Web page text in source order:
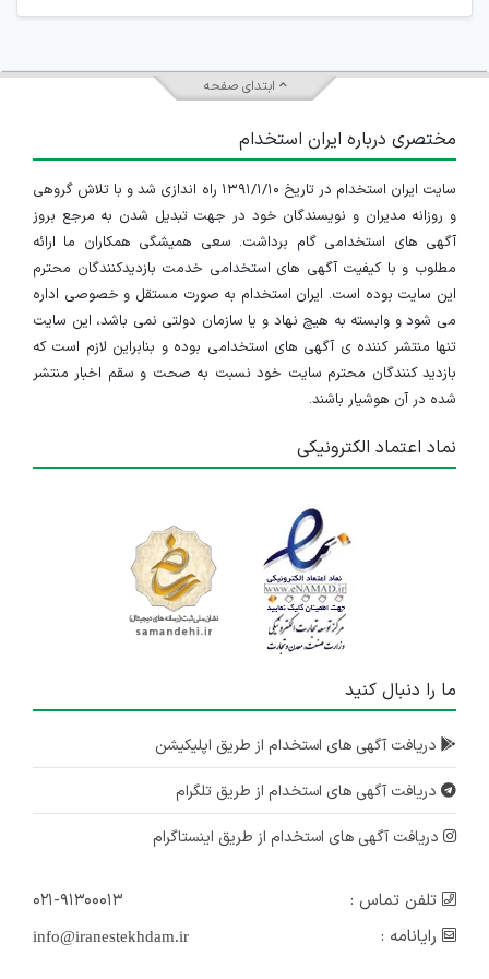
ابتدای صفحه
مختصری درباره ایران استخدام
سایت ایران استخدام در تاریخ ۱۳۹۱/۱/۱۰ راه اندازی شد و با تلاش گروهی
و روزانه مدیران و نویسندگان خود در جهت تبدیل شدن به مرجع بروز
آگهی های استخدامی گام برداشت. سعی همیشگی همکاران ما ارائه
مطلوب و با کیفیت آگهی های استخدامی خدمت بازدیدکنندگان محترم
این سایت بوده است. ایران استخدام به صورت مستقل و خصوصی اداره
می شود و وابسته به هیچ نهاد و یا سازمان دولتی نمی باشد، این سایت
تنها منتشر کننده ی آگهی های استخدامی بوده و بنابراین لازم است که
بازدید کنندگان محترم سایت خود نسبت به صحت و سقم اخبار منتشر
شده در آن هوشیار باشند.
نماد اعتماد الکترونیکی
ما را دنبال کنید
دریافت آگهی های استخدام از طریق اپلیکیشن
دریافت آگهی های استخدام از طریق تلگرام
دریافت آگهی های استخدام از طریق اینستاگرام
تلفن تماس :
۰۲۱-۹۱۳۰۰۰۱۳
رایانامه :
info@iranestekhdam.ir